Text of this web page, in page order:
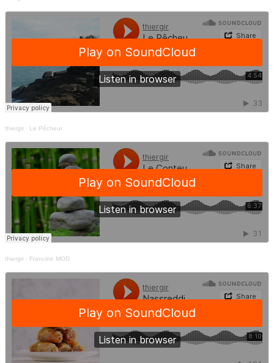
thiergir · Le Pêcheur
thiergir · Francine MOD